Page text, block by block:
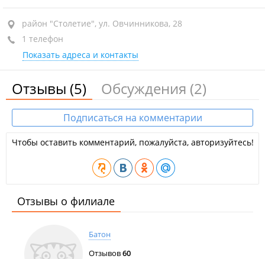
район "Столетие", ул. Овчинникова, 28
1 телефон
Показать адреса и контакты
Отзывы (5) Обсуждения (2)
Подписаться на комментарии
Чтобы оставить комментарий, пожалуйста, авторизуйтесь!
Отзывы о филиале
Батон
Отзывов60